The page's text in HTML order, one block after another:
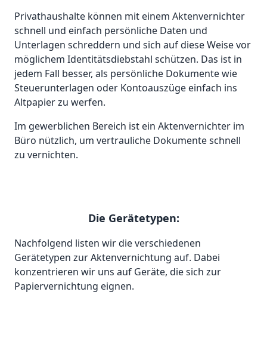
Privathaushalte können mit einem Aktenvernichter
schnell und einfach persönliche Daten und
Unterlagen schreddern und sich auf diese Weise vor
möglichem Identitätsdiebstahl schützen. Das ist in
jedem Fall besser, als persönliche Dokumente wie
Steuerunterlagen oder Kontoauszüge einfach ins
Altpapier zu werfen.
Im gewerblichen Bereich ist ein Aktenvernichter im
Büro nützlich, um vertrauliche Dokumente schnell
zu vernichten.
Die Gerätetypen:
Nachfolgend listen wir die verschiedenen
Gerätetypen zur Aktenvernichtung auf. Dabei
konzentrieren wir uns auf Geräte, die sich zur
Papiervernichtung eignen.